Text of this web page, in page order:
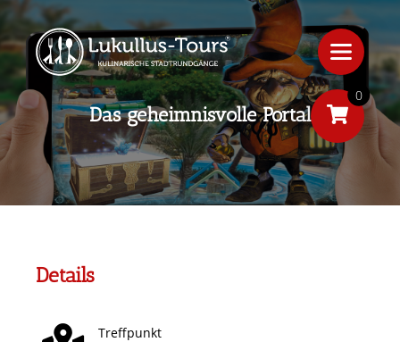
Das geheimnisvolle Portal
Details
Treffpunkt
0